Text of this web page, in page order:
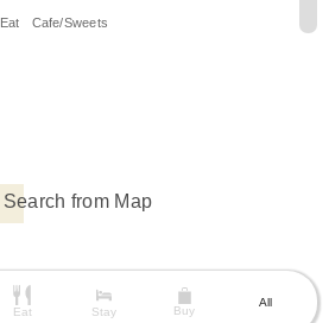
Eat Cafe/Sweets
Search from Map
Eat Stay Buy
All